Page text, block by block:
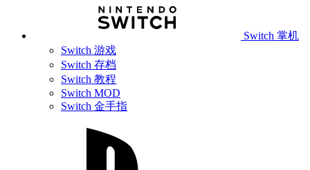
Switch 掌机
Switch 游戏
Switch 存档
Switch 教程
Switch MOD
Switch 金手指